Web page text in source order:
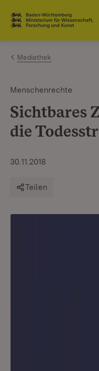
Zum Inhalt
Link zur Startseite
Mediathek
Menschenrechte
Sichtbares
die
30.11.2018
Teilen